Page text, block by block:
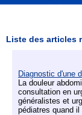
Liste des articles
Diagnostic d'une
La douleur
consultation en
généralistes et
pédiatres quand il